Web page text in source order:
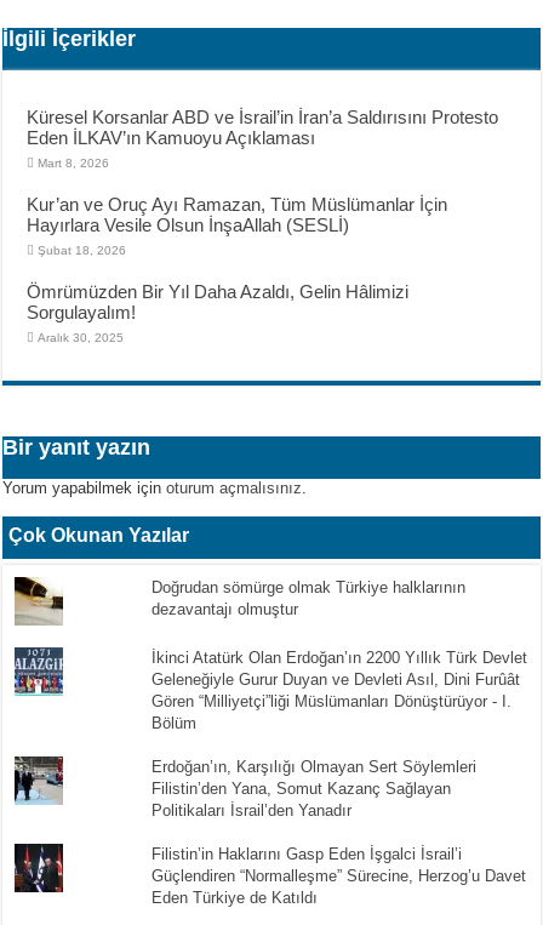
İlgili İçerikler
Küresel Korsanlar ABD ve İsrail’in İran’a Saldırısını Protesto
Eden İLKAV’ın Kamuoyu Açıklaması
Mart 8, 2026
Kur’an ve Oruç Ayı Ramazan, Tüm Müslümanlar İçin
Hayırlara Vesile Olsun İnşaAllah (SESLİ)
Şubat 18, 2026
Ömrümüzden Bir Yıl Daha Azaldı, Gelin Hâlimizi
Sorgulayalım!
Aralık 30, 2025
Bir yanıt yazın
Yorum yapabilmek içinoturum açmalısınız
Çok Okunan Yazılar
Doğrudan sömürge olmak Türkiye halklarının
dezavantajı olmuştur
İkinci Atatürk Olan Erdoğan’ın 2200 Yıllık Türk Devlet
Geleneğiyle Gurur Duyan ve Devleti Asıl, Dini Furûât
Gören “Milliyetçi”liği Müslümanları Dönüştürüyor - I.
Bölüm
Erdoğan’ın, Karşılığı Olmayan Sert Söylemleri
Filistin’den Yana, Somut Kazanç Sağlayan
Politikaları İsrail’den Yanadır
Filistin’in Haklarını Gasp Eden İşgalci İsrail’i
Güçlendiren “Normalleşme” Sürecine, Herzog’u Davet
Eden Türkiye de Katıldı